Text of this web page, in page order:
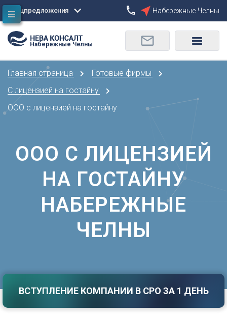
Сбросить
Москва
Санкт-Петербург
А
Астрахань
Барнаул
Белгород
Брянск
Владивосток
Владикавказ
Екатеринбург
И
О
Орел
П
Р
Ростов-на-Дону
Рязань
С
Самара
Саранск
Саратов
Смоленск
Сочи
Ставрополь
Спецпредложения Набережные Челны
Набережные Челны
Главная страница
Готовые фирмы
С лицензией на гостайну
ООО с лицензией на гостайну
ООО С ЛИЦЕНЗИЕЙ
НА ГОСТАЙНУ
НАБЕРЕЖНЫЕ
ЧЕЛНЫ
ВСТУПЛЕНИЕ КОМПАНИИ В СРО ЗА 1 ДЕНЬ